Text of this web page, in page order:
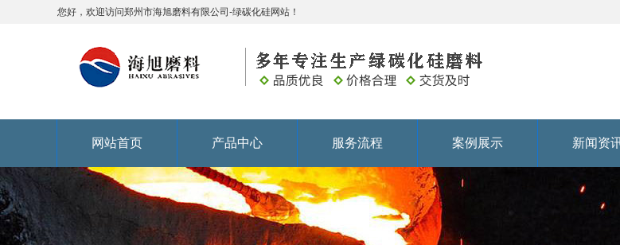
您好，欢迎访问郑州市海旭磨料有限公司-绿碳化硅网站！
网站首页 产品中心 服务流程 案例展示 新闻资